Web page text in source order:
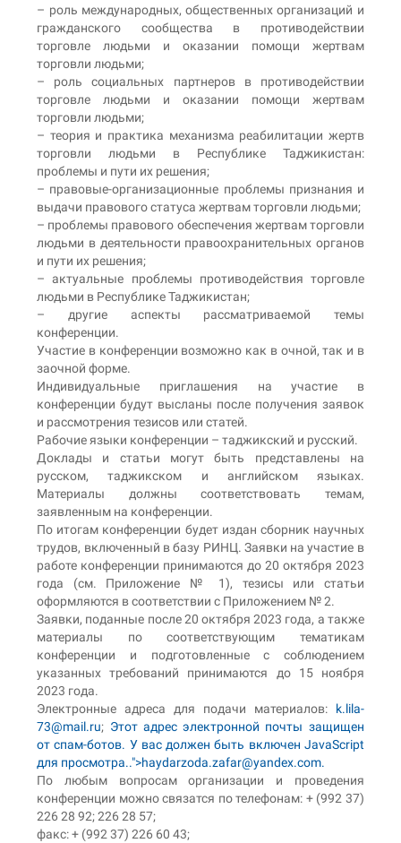
– роль международных, общественных организаций и
гражданского сообщества в противодействии
торговле людьми и оказании помощи жертвам
торговли людьми;
– роль социальных партнеров в противодействии
торговле людьми и оказании помощи жертвам
торговли людьми;
– теория и практика механизма реабилитации жертв
торговли людьми в Республике Таджикистан:
проблемы и пути их решения;
– правовые-организационные проблемы признания и
выдачи правового статуса жертвам торговли людьми;
– проблемы правового обеспечения жертвам торговли
людьми в деятельности правоохранительных органов
и пути их решения;
– актуальные проблемы противодействия торговле
людьми в Республике Таджикистан;
– другие аспекты рассматриваемой темы
конференции.
Участие в конференции возможно как в очной, так и в
заочной форме.
Индивидуальные приглашения на участие в
конференции будут высланы после получения заявок
и рассмотрения тезисов или статей.
Рабочие языки конференции – таджикский и русский.
Доклады и статьи могут быть представлены на
русском, таджикском и английском языках.
Материалы должны соответствовать темам,
заявленным на конференции.
По итогам конференции будет издан сборник научных
трудов, включенный в базу РИНЦ. Заявки на участие в
работе конференции принимаются до 20 октября 2023
года (см. Приложение № 1), тезисы или статьи
оформляются в соответствии с Приложением № 2.
Заявки, поданные после 20 октября 2023 года, а также
материалы по соответствующим тематикам
конференции и подготовленные с соблюдением
указанных требований принимаются до 15 ноября
2023 года.
Электронные адреса для подачи материалов: k.lila-
73@mail.ru; Этот адрес электронной почты защищен
от спам-ботов. У вас должен быть включен JavaScript
для просмотра..">haydarzoda.zafar@yandex.com.
По любым вопросам организации и проведения
конференции можно связатся по телефонам: + (992 37)
226 28 92; 226 28 57;
факс: + (992 37) 226 60 43;